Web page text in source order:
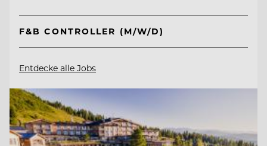
F&B CONTROLLER (M/W/D)
Entdecke alle Jobs